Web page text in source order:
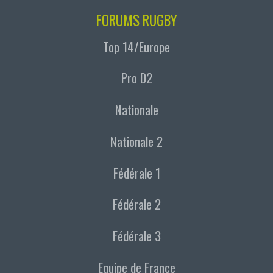
FORUMS RUGBY
Top 14/Europe
Pro D2
Nationale
Nationale 2
Fédérale 1
Fédérale 2
Fédérale 3
Equipe de France